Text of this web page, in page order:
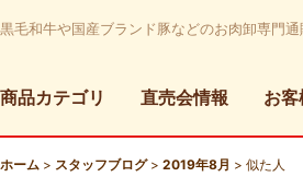
黒毛和牛や国産ブランド豚などのお肉卸専門
商品カテゴリ 直売会情報 お
ホーム > スタッフブログ > 2019年8月 > 似た人